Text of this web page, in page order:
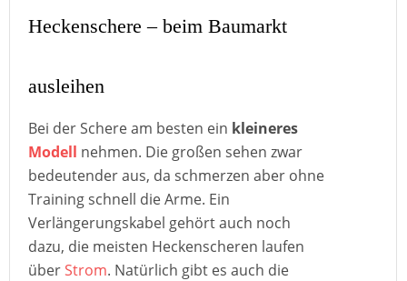
Heckenschere – beim Baumarkt
ausleihen
Bei der Schere am besten ein kleineres
Modell nehmen. Die großen sehen zwar
bedeutender aus, da schmerzen aber ohne
Training schnell die Arme. Ein
Verlängerungskabel gehört auch noch
dazu, die meisten Heckenscheren laufen
überStrom. Natürlich gibt es auch die